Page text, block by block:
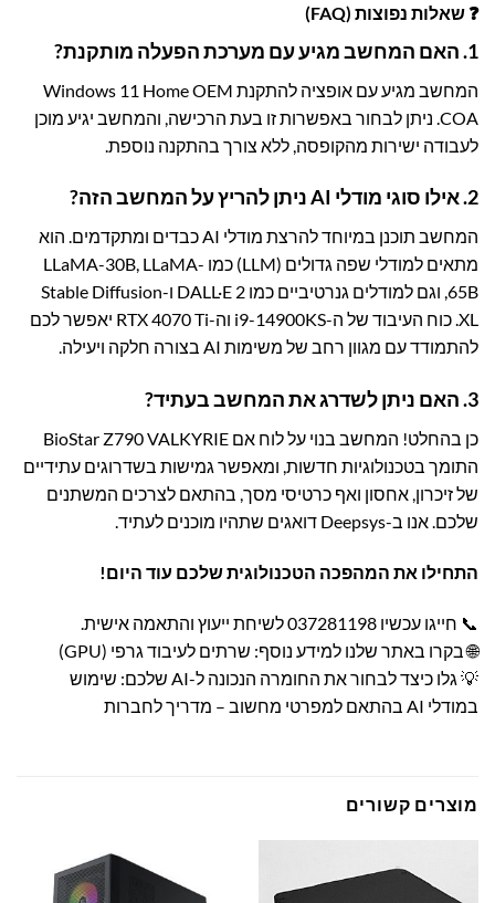
❓ שאלות נפוצות (FAQ)
1. האם המחשב מגיע עם מערכת הפעלה מותקנת?
המחשב מגיע עם אופציה להתקנת Windows 11 Home OEM
COA. ניתן לבחור באפשרות זו בעת הרכישה, והמחשב יגיע מוכן
לעבודה ישירות מהקופסה, ללא צורך בהתקנה נוספת.
2. אילו סוגי מודלי AI ניתן להריץ על המחשב הזה?
המחשב תוכנן במיוחד להרצת מודלי AI כבדים ומתקדמים. הוא
מתאים למודלי שפה גדולים (LLM) כמו LLaMA-30B, LLaMA-
65B, וגם למודלים גנרטיביים כמו DALL·E 2 ו-Stable Diffusion
XL. כוח העיבוד של ה-i9-14900KS וה-RTX 4070 Ti יאפשר לכם
להתמודד עם מגוון רחב של משימות AI בצורה חלקה ויעילה.
3. האם ניתן לשדרג את המחשב בעתיד?
כן בהחלט! המחשב בנוי על לוח אם BioStar Z790 VALKYRIE
התומך בטכנולוגיות חדשות, ומאפשר גמישות בשדרוגים עתידיים
של זיכרון, אחסון ואף כרטיסי מסך, בהתאם לצרכים המשתנים
שלכם. אנו ב-Deepsys דואגים שתהיו מוכנים לעתיד.
התחילו את המהפכה הטכנולוגית שלכם עוד היום!
📞 חייגו עכשיו 037281198
לשיחת ייעוץ והתאמה אישית.
🌐 בקרו באתר שלנו למידע נוסף: שרתים לעיבוד גרפי (GPU)
💡 גלו כיצד לבחור את החומרה הנכונה ל-AI שלכם:
שימוש
במודלי AI בהתאם למפרטי מחשוב – מדריך לחברות
מוצרים קשורים